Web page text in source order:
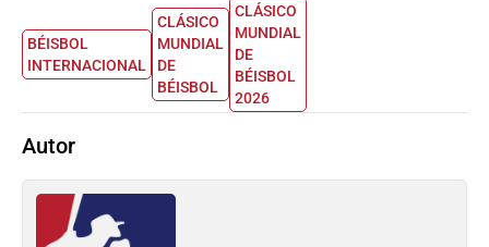
BÉISBOL
INTERNACIONAL
CLÁSICO
MUNDIAL
DE
BÉISBOL
CLÁSICO
MUNDIAL
DE
BÉISBOL
2026
Autor